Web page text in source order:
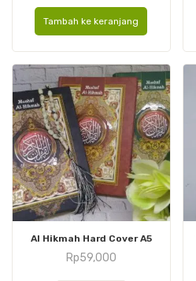
Hard
A5
Tambah ke keranjang
Al Hikmah Hard Cover A5
Rp59,000